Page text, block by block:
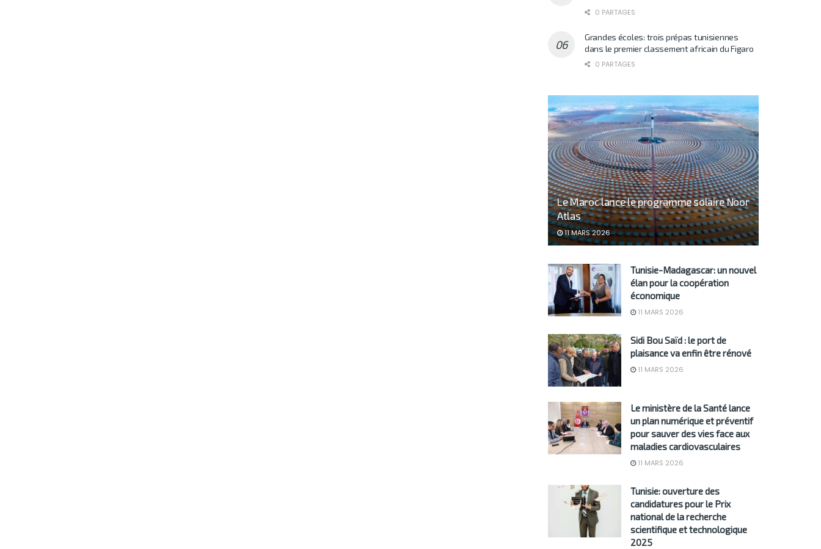
0 PARTAGES
Grandes écoles: trois prépas tunisiennes
dans le premier classement africain du Figaro
0 PARTAGES
Le Maroc lance le programme solaire Noor
Atlas
11 MARS 2026
Tunisie-Madagascar: un nouvel
élan pour la coopération
économique
11 MARS 2026
Sidi Bou Saïd : le port de
plaisance va enfin être rénové
11 MARS 2026
Le ministère de la Santé lance
un plan numérique et préventif
pour sauver des vies face aux
maladies cardiovasculaires
11 MARS 2026
Tunisie: ouverture des
candidatures pour le Prix
national de la recherche
scientifique et technologique
2025